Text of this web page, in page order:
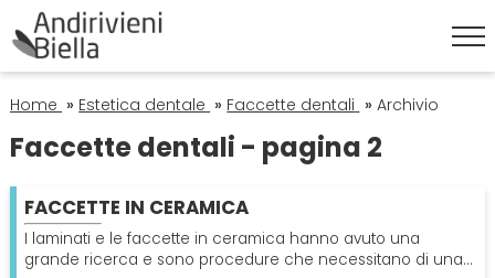
HOME
Corona Dentale
IGIENE ORALE
Home » Estetica dentale » Faccette dentali » Archivio
Faccette dentali - pagina 2
FACCETTE IN CERAMICA
I laminati e le faccette in ceramica hanno avuto una
grande ricerca e sono procedure che necessitano di una